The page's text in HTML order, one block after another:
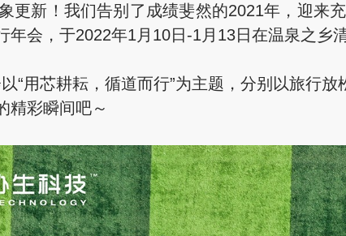
新！我们告别了成绩斐然的2021年，迎来充
年会，于2022年1月10日-1月13日在温泉之乡
芯耕耘，循道而行”为主题，分别以旅行放
精彩瞬间吧～